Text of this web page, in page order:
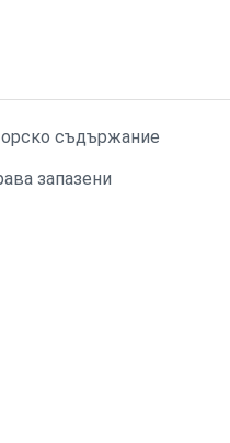
съдържание
запазени